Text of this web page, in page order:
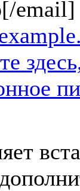
email]